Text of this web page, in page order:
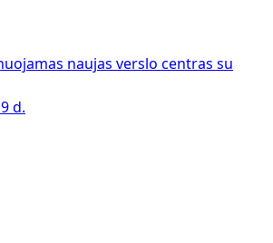
naujas verslo centras su
d.